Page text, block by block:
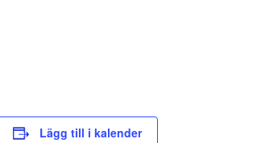
Lägg till i kalender